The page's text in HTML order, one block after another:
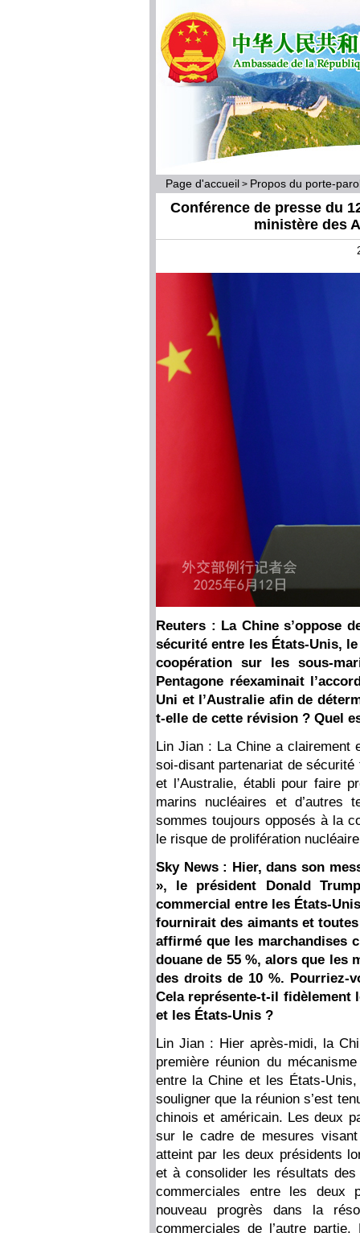
Page d'accueil > Propos du porte-
Conférence de presse du
ministère des
Reuters : La Chine s’oppose
sécurité entre les États-Unis,
coopération sur les sous-
Pentagone réexaminait
Uni et l’Australie afin de
t-elle de cette révision ? Quel
Lin Jian : La Chine a clairement
soi-disant partenariat de
et l’Australie, établi pour faire
marins nucléaires et d’autres
sommes toujours opposés à la
le risque de prolifération
Sky News : Hier, dans son
», le président Donald
commercial entre les États-
fournirait des aimants et
affirmé que les marchandises
douane de 55 %, alors que les
des droits de 10 %. Pourriez-
Cela représente-t-il fidèlement
et les États-Unis ?
Lin Jian : Hier après-midi, la
première réunion du
entre la Chine et les États-
souligner que la réunion s’est
chinois et américain. Les deux
sur le cadre de mesures
atteint par les deux présidents
et à consolider les résultats
commerciales entre les deux
nouveau progrès dans la
commerciales de l’autre